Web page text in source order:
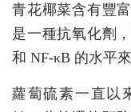
青花椰菜含有豐
是一種抗氧化劑
和 NF-κB 的水平
蘿蔔硫素一直以